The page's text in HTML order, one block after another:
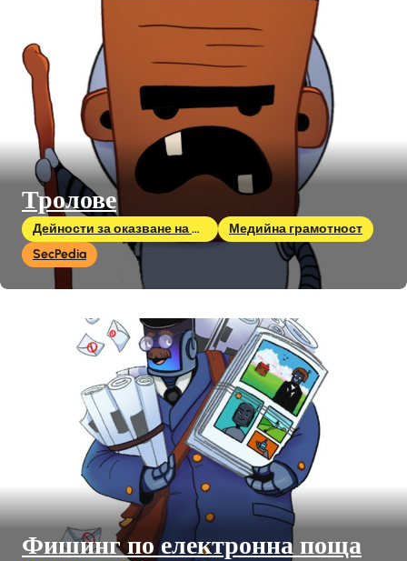
Тролове
Дейности за оказване на влияние
Медийна грамотност
SecPedia
Фишинг по електронна поща